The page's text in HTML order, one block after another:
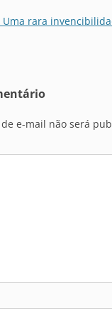
Uma rara
e-mail não será